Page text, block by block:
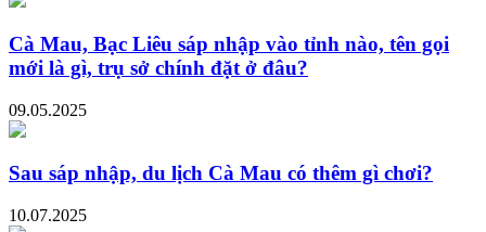
Cà Mau, Bạc Liêu sáp nhập vào tỉnh nào, tên gọi
mới là gì, trụ sở chính đặt ở đâu?
09.05.2025
Sau sáp nhập, du lịch Cà Mau có thêm gì chơi?
10.07.2025